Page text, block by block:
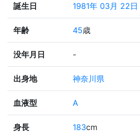
誕生日 1981年 03月 22日
年齢 45歳
没年月日 -
出身地 神奈川県
血液型 A
身長 183cm